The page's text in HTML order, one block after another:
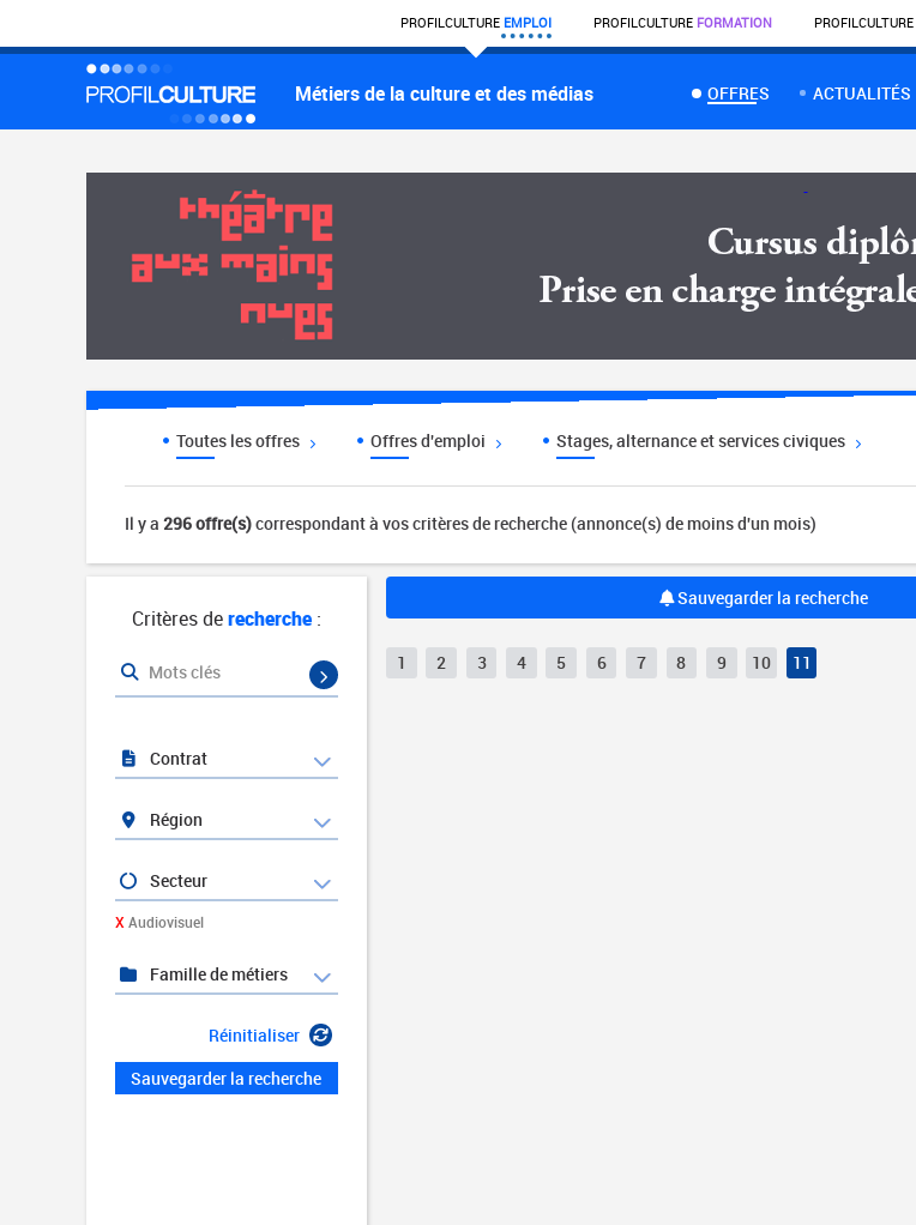
PROFILCULTURE EMPLOI PROFILCULTURE FORMATION PROFILCULTURE
Métiers de la culture et des médias OFFRES ACTUALITÉS
Toutes les offres Offres d'emploi Stages, alternance et services civiques
Il y a 296 offre(s)correspondant à vos critères de recherche (annonce(s) de moins d'un mois)
Sauvegarder la recherche
1 2 3 4 5 6 7 8 9 10 11
Critères derecherche:
Mots clés
Contrat
Région
Secteur
XAudiovisuel
Famille de métiers
Réinitialiser
Sauvegarder la recherche